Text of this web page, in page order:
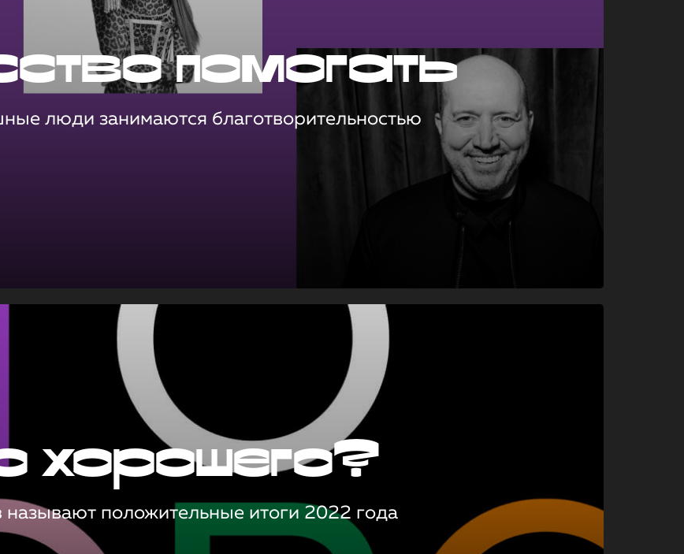
помогать
люди занимаются благотворительностью
хорошего?
называют положительные итоги 2022 года